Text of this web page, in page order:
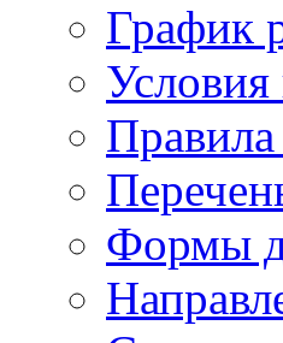
График
Формы